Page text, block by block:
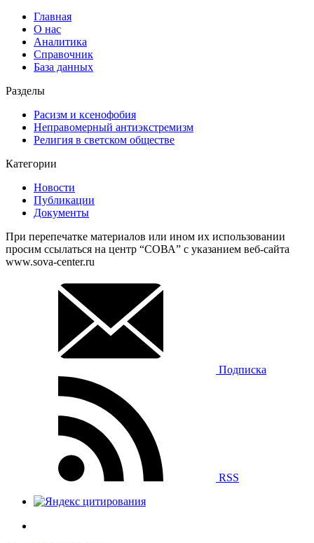
Главная
О нас
Аналитика
Справочник
База данных
Разделы
Расизм и ксенофобия
Неправомерный антиэкстремизм
Религия в светском обществе
Категории
Новости
Публикации
Документы
При перепечатке материалов или ином их использовании
просим ссылаться на центр “СОВА” с указанием веб-сайта
www.sova-center.ru
Подписка
RSS